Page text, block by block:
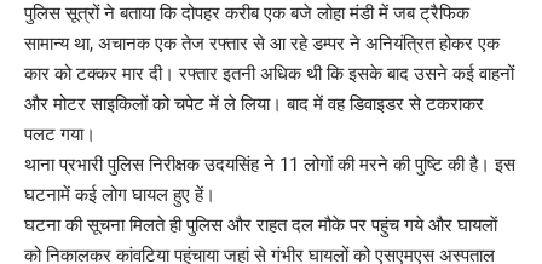
पुलिस सूत्रों ने बताया कि दोपहर करीब एक बजे लोहा मंडी में जब ट्रैफिक
सामान्य था, अचानक एक तेज रफ्तार से आ रहे डम्पर ने अनियंत्रित होकर एक
कार को टक्कर मार दी। रफ्तार इतनी अधिक थी कि इसके बाद उसने कई वाहनों
और मोटर साइकिलों को चपेट में ले लिया। बाद में वह डिवाइडर से टकराकर
पलट गया।
थाना प्रभारी पुलिस निरीक्षक उदयसिंह ने 11 लोगों की मरने की पुष्टि की है। इस
घटनामें कई लोग घायल हुए हें।
घटना की सूचना मिलते ही पुलिस और राहत दल मौके पर पहुंच गये और घायलाें
को निकालकर कांवटिया पहुंचाया जहां से गंभीर घायलों को एसएमएस अस्पताल